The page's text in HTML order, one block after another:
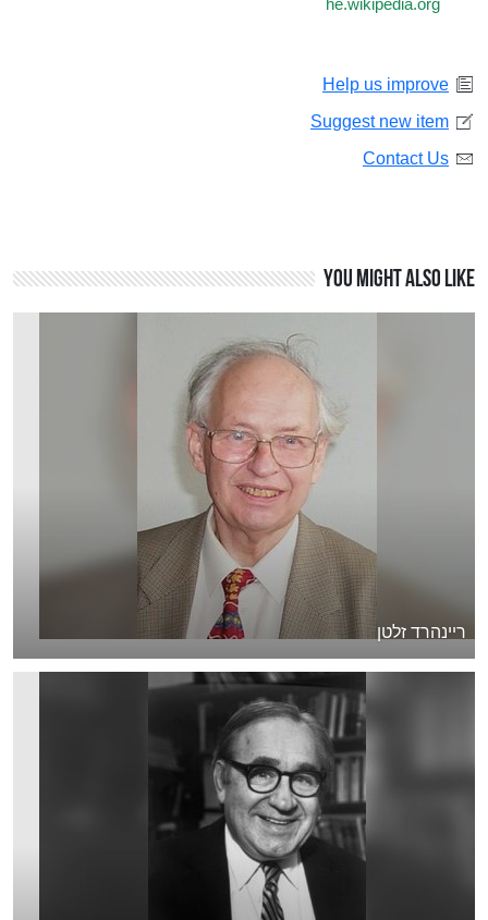
he.wikipedia.org
Help us improve
Suggest new item
Contact Us
You might also like
ריינהרד זלטן